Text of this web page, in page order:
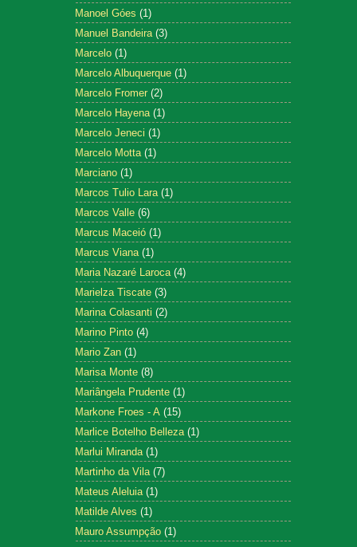
Manoel Góes (1)
Manuel Bandeira (3)
Marcelo (1)
Marcelo Albuquerque (1)
Marcelo Fromer (2)
Marcelo Hayena (1)
Marcelo Jeneci (1)
Marcelo Motta (1)
Marciano (1)
Marcos Tulio Lara (1)
Marcos Valle (6)
Marcus Maceió (1)
Marcus Viana (1)
Maria Nazaré Laroca (4)
Marielza Tiscate (3)
Marina Colasanti (2)
Marino Pinto (4)
Mario Zan (1)
Marisa Monte (8)
Mariângela Prudente (1)
Markone Froes - A (15)
Marlice Botelho Belleza (1)
Marlui Miranda (1)
Martinho da Vila (7)
Mateus Aleluia (1)
Matilde Alves (1)
Mauro Assumpção (1)